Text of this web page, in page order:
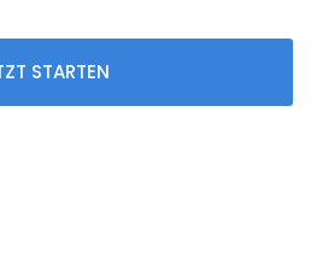
auf allen Ebenen. Als
das für dich, bei der
über den
STARTEN